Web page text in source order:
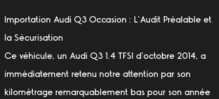
Importation Audi Q3 Occasion : L’Audit Préalable et
la Sécurisation
Ce véhicule, un Audi Q3 1.4 TFSI d’octobre 2014, a
immédiatement retenu notre attention par son
kilométrage remarquablement bas pour son année